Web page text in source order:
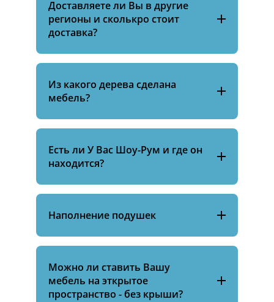
Доставляете ли Вы в другие
регионы и сколькро стоит
доставка?
Из какого дерева сделана
мебель?
Есть ли У Вас Шоу-Рум и где он
находится?
Наполнение подушек
Можно ли ставить Вашу
мебель на эткрытое
пространство - без крыши?